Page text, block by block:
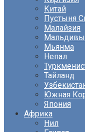
Китай
Пустыня
Малайзия
Мальдивы
Мьянма
Непал
Тайланд
Южная
Япония
Африка
Нил